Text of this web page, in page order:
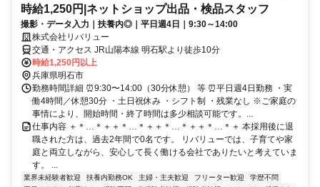
時給1,250円|ネットショップ出品・検品スタッフ
撮影・データ入力｜扶養内◎｜平日週4日｜9:30～14:00
株式会社リバリュー
交通・アクセス JR山陽本線 明石駅より徒歩10分
時給1,250円以上
兵庫県明石市
勤務時間詳細 ⏰9:30〜14:00（30分休憩） 等 ⏰平日週4日勤務 ・実
働4時間／休憩30分 ・土日祝休み ・シフト制 ・残業なし ※ご家庭の
事情により、開始時間・終了時間は多少相談可能です。...
仕事内容 ＋＊…＊＋＋＊…＊＋＋＊…＊＋＋＊…＊＋ 本採用後に退
職された方は、過去2年間で0名です。 リバリューでは、子育てや家
庭と両立しながら、安心して長く働ける会社でありたいと考えていま
す。 ...
業界未経験者歓迎 扶養内勤務OK 主婦・主夫歓迎 フリーター歓迎
学歴不問